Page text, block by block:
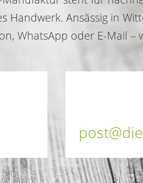
Handwerk. Ansässig in
WhatsApp oder E-Mail –